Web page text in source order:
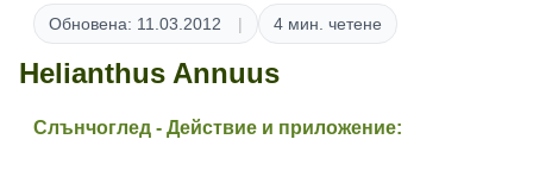
Обновена: 11.03.2012 4 мин. четене
Helianthus Annuus
Слънчоглед - Действие и приложение: